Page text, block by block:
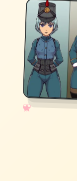
✧
♡
★
♥